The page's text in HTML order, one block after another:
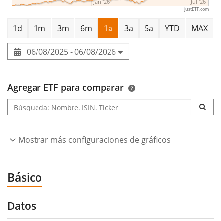
Jan '26 Jul '26
justETF.com
1d 1m 3m 6m 1a 3a 5a YTD MAX
06/08/2025 - 06/08/2026
Agregar ETF para comparar
Mostrar más configuraciones de gráficos
Básico
Datos